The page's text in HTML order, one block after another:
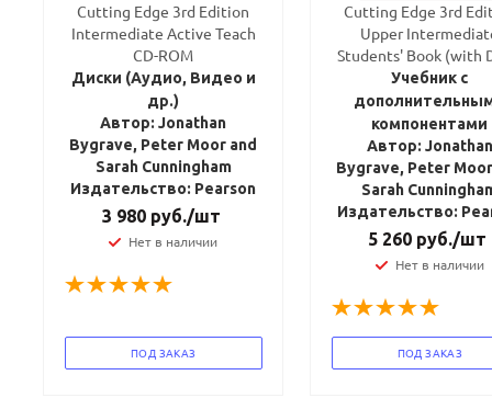
Cutting Edge 3rd Edition
Intermediate Active Teach
CD-ROM
Диски (Аудио, Видео и
др.)
Автор: Jonathan
Bygrave, Peter Moor and
Sarah Cunningham
Издательство: Pearson
3 980руб./шт
Нет в наличии
ПОД ЗАКАЗ
Cutting Edge 3rd
Upper
Students' Book (with
Учебник с
компонентами
Автор: Jonathan
Bygrave, Peter
Sarah
Издательство:
5 260 руб./шт
Нет в наличии
ПОД ЗАКАЗ